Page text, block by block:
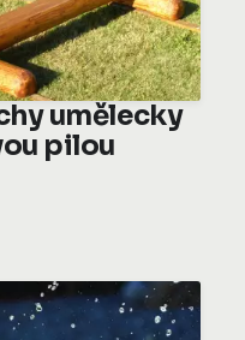
umělecky
pilou